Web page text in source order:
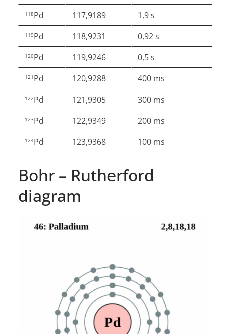
118Pd 117,9189 1,9 s
119Pd 118,9231 0,92 s
120Pd 119,9246 0,5 s
121 Pd 120,9288 400 ms
122Pd 121,9305 300 ms
123Pd 122,9349 200 ms
124Pd 123,9368 100 ms
Bohr – Rutherford
diagram